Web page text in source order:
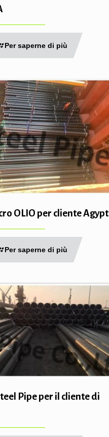
Per saperne di più
OLIO per cliente Agypt
Per saperne di più
Pipe per il cliente di